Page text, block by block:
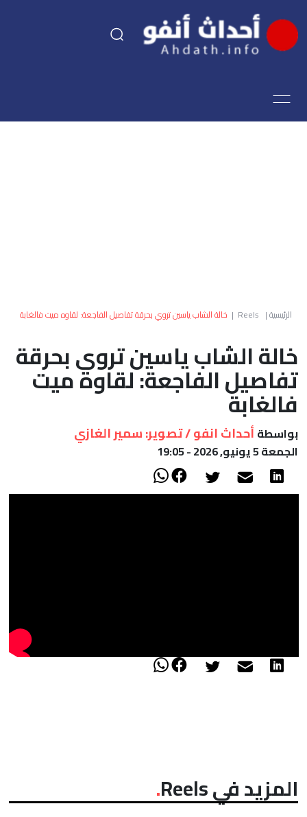
اقتصاد
العالم
أعمدة
الصحراء
الرئيسية|
Reels
| خالة الشاب ياسين تروي بحرقة تفاصيل الفاجعة: لقاوه ميت فالغابة
خالة الشاب ياسين تروي بحرقة
تفاصيل الفاجعة: لقاوه ميت
فالغابة
بواسطة أحداث انفو / تصوير: سمير الغازي
الجمعة 5 يونيو, 2026 - 19:05
المزيد في Reels